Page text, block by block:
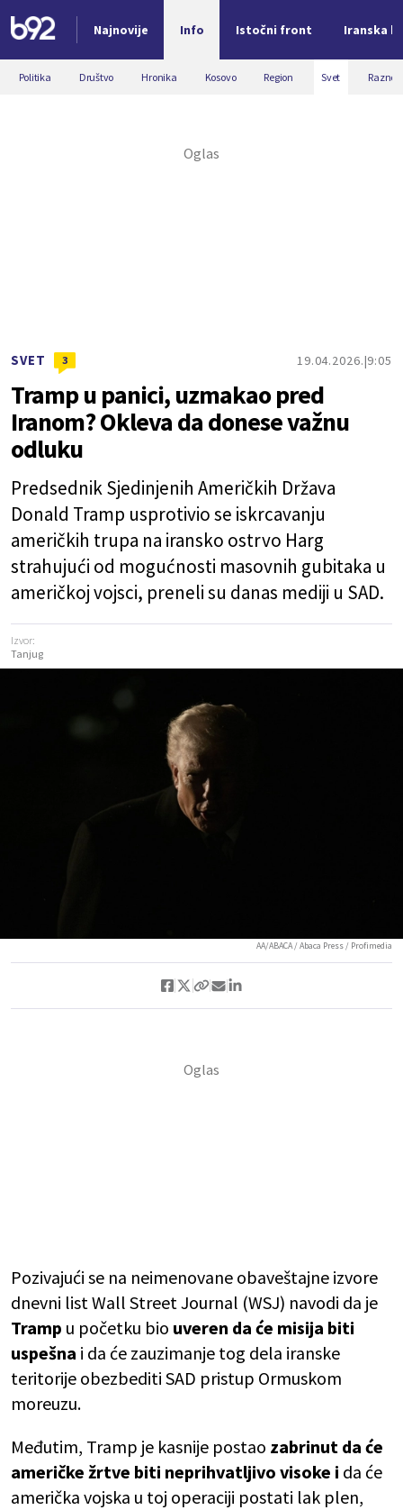
Najnovije Info Istočni front Iranska
Nova vest
Politika Društvo Hronika Kosovo Region Svet Razno
SVET 3 19.04.2026. 9:05
Tramp u panici, uzmakao pred
Iranom? Okleva da donese važnu
odluku
Predsednik Sjedinjenih Američkih Država
Donald Tramp usprotivio se iskrcavanju
američkih trupa na iransko ostrvo Harg
strahujući od mogućnosti masovnih gubitaka u
američkoj vojsci, preneli su danas mediji u SAD.
Izvor:
Tanjug
AA/ABACA / Abaca Press / Profimedia
Pozivajući se na neimenovane obaveštajne izvore
dnevni list Wall Street Journal (WSJ) navodi da je
Tramp u početku bio uveren da će misija biti
uspešna i da će zauzimanje tog dela iranske
teritorije obezbediti SAD pristup Ormuskom
moreuzu.
Međutim, Tramp je kasnije postao zabrinut da će
američke žrtve biti neprihvatljivo visoke i da će
američka vojska u toj operaciji postati lak plen,